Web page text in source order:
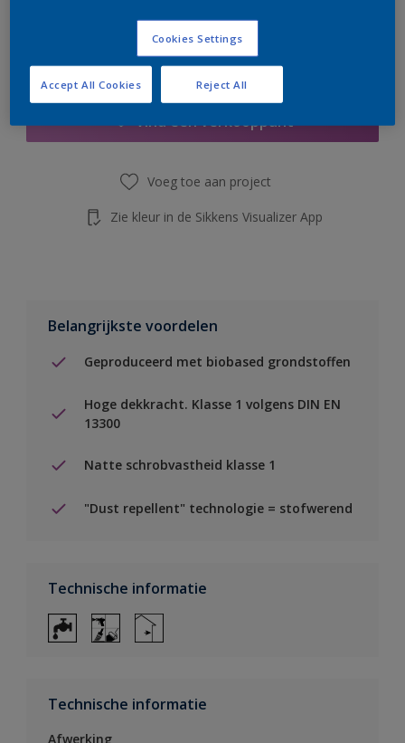
Boodschappenlijst
Vind een verkooppunt
Voeg toe aan project
Zie kleur in de Sikkens Visualizer App
Belangrijkste voordelen
Geproduceerd met biobased grondstoffen
Hoge dekkracht. Klasse 1 volgens DIN EN
13300
Natte schrobvastheid klasse 1
"Dust repellent" technologie = stofwerend
Technische informatie
Technische informatie
Afwerking
Cookies Settings
Reject All
Accept All Cookies